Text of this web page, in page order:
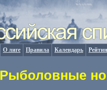
О лиге Правила Календарь
Рыболовные